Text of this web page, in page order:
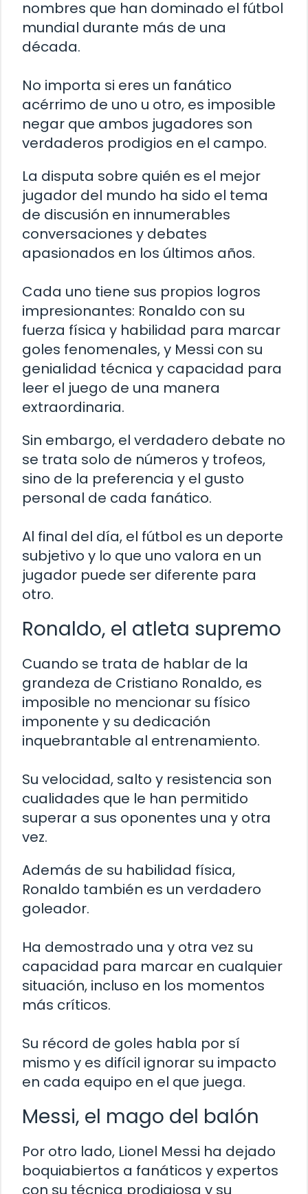
nombres que han dominado el fútbol
mundial durante más de una
década.
No importa si eres un fanático
acérrimo de uno u otro, es imposible
negar que ambos jugadores son
verdaderos prodigios en el campo.
La disputa sobre quién es el mejor
jugador del mundo ha sido el tema
de discusión en innumerables
conversaciones y debates
apasionados en los últimos años.
Cada uno tiene sus propios logros
impresionantes: Ronaldo con su
fuerza física y habilidad para marcar
goles fenomenales, y Messi con su
genialidad técnica y capacidad para
leer el juego de una manera
extraordinaria.
Sin embargo, el verdadero debate no
se trata solo de números y trofeos,
sino de la preferencia y el gusto
personal de cada fanático.
Al final del día, el fútbol es un deporte
subjetivo y lo que uno valora en un
jugador puede ser diferente para
otro.
Ronaldo, el atleta supremo
Cuando se trata de hablar de la
grandeza de Cristiano Ronaldo, es
imposible no mencionar su físico
imponente y su dedicación
inquebrantable al entrenamiento.
Su velocidad, salto y resistencia son
cualidades que le han permitido
superar a sus oponentes una y otra
vez.
Además de su habilidad física,
Ronaldo también es un verdadero
goleador.
Ha demostrado una y otra vez su
capacidad para marcar en cualquier
situación, incluso en los momentos
más críticos.
Su récord de goles habla por sí
mismo y es difícil ignorar su impacto
en cada equipo en el que juega.
Messi, el mago del balón
Por otro lado, Lionel Messi ha dejado
boquiabiertos a fanáticos y expertos
con su técnica prodigiosa y su